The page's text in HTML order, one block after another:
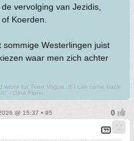
vervolging van Jezidis,
Koerden.
Westerlingen juist
waar men zich achter
wrote for Teen Vogue. If I can come back
- Gina Florio
@ 15:37 • 95